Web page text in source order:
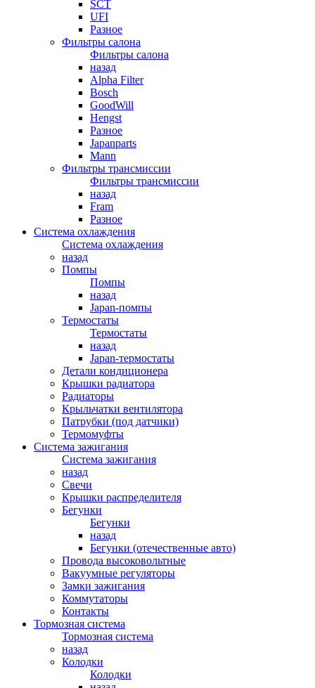
SCT
UFI
Разное
Фильтры салона
Фильтры салона
назад
Alpha Filter
Bosch
GoodWill
Hengst
Разное
Japanparts
Mann
Фильтры трансмиссии
Фильтры трансмиссии
назад
Fram
Разное
Система охлаждения
Система охлаждения
назад
Помпы
Помпы
назад
Japan-помпы
Термостаты
Термостаты
назад
Japan-термостаты
Детали кондиционера
Крышки радиатора
Радиаторы
Крыльчатки вентилятора
Патрубки (под датчики)
Термомуфты
Система зажигания
Система зажигания
назад
Свечи
Крышки распределителя
Бегунки
Бегунки
назад
Бегунки (отечественные авто)
Провода высоковольтные
Вакуумные регуляторы
Замки зажигания
Коммутаторы
Контакты
Тормозная система
Тормозная система
назад
Колодки
Колодки